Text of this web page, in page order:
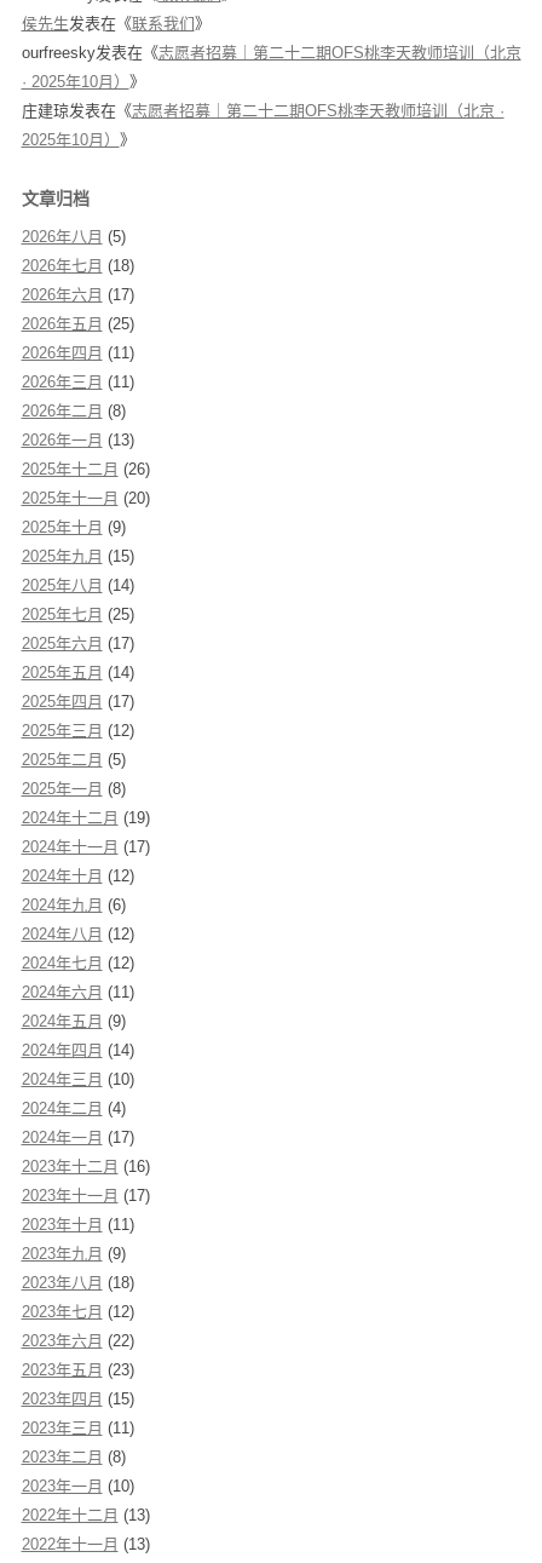
侯先生发表在《联系我们 》
ourfreesky发表在《志愿者招募｜第二十二期OFS桃李天教师培训（北京
· 2025年10月） 》
庄建琼发表在《志愿者招募｜第二十二期OFS桃李天教师培训（北京 ·
2025年10月） 》
文章归档
2026年八月 (5)
2026年七月 (18)
2026年六月 (17)
2026年五月 (25)
2026年四月 (11)
2026年三月 (11)
2026年二月 (8)
2026年一月 (13)
2025年十二月 (26)
2025年十一月 (20)
2025年十月 (9)
2025年九月 (15)
2025年八月 (14)
2025年七月 (25)
2025年六月 (17)
2025年五月 (14)
2025年四月 (17)
2025年三月 (12)
2025年二月 (5)
2025年一月 (8)
2024年十二月 (19)
2024年十一月 (17)
2024年十月 (12)
2024年九月 (6)
2024年八月 (12)
2024年七月 (12)
2024年六月 (11)
2024年五月 (9)
2024年四月 (14)
2024年三月 (10)
2024年二月 (4)
2024年一月 (17)
2023年十二月 (16)
2023年十一月 (17)
2023年十月 (11)
2023年九月 (9)
2023年八月 (18)
2023年七月 (12)
2023年六月 (22)
2023年五月 (23)
2023年四月 (15)
2023年三月 (11)
2023年二月 (8)
2023年一月 (10)
2022年十二月 (13)
2022年十一月 (13)